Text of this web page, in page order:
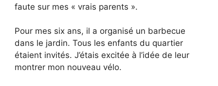
faute sur mes « vrais parents ».
Pour mes six ans, il a organisé un barbecue
dans le jardin. Tous les enfants du quartier
étaient invités. J’étais excitée à l’idée de leur
montrer mon nouveau vélo.